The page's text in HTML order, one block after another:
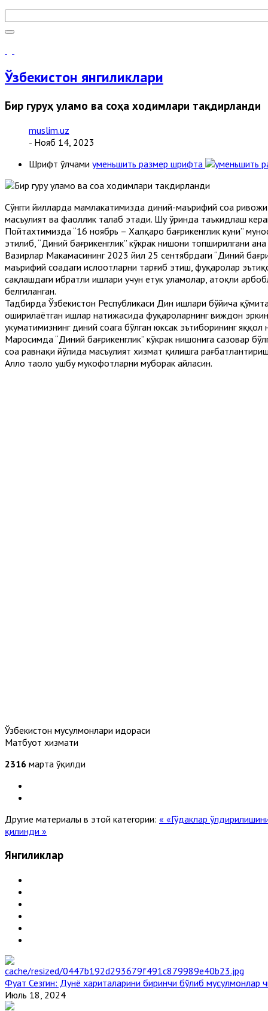
Ўзбекистон янгиликлари
Бир гуруҳ уламо ва соҳа ходимлари тақдирланди
muslim.uz
- Нояб 14, 2023
Шрифт ўлчами уменьшить размер шрифта
Сўнгги йилларда мамлакатимизда диний-маърифий соҳа
масъулият ва фаоллик талаб этади. Шу ўринда таъкидлаш
Пойтахтимизда “16 ноябрь – Халқаро бағрикенглик куни”
этилиб, “Диний бағрикенглик” кўкрак нишони топширилгани
Вазирлар Маҳкамасининг 2023 йил 25 сентябрдаги “Диний
маърифий соҳадаги ислоҳотларни тарғиб этиш, фуқаролар
сақлашдаги ибратли ишлари учун етук уламолар, атоқли
белгиланган.
Тадбирда Ўзбекистон Республикаси Дин ишлари бўйича
оширилаётган ишлар натижасида фуқароларнинг виждон
ҳукуматимизнинг диний соҳага бўлган юксак эътиборининг
Маросимда “Диний бағрикенглик” кўкрак нишонига сазовар
соҳа равнақи йўлида масъулият хизмат қилишга
Аллоҳ таоло ушбу мукофотларни муборак айласин.
Ўзбекистон мусулмонлари идораси
Матбуот хизмати
2316 марта ўқилди
Другие материалы в этой категории: « «Гўдаклар
қилинди »
Янгиликлар
Фуат Сезгин: Дунё хариталарини биринчи бўлиб мусулмонлар
Июль 18, 2024